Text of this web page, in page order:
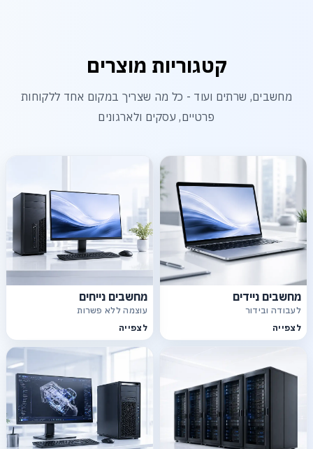
קטגוריות מוצרים
מחשבים, שרתים ועוד - כל מה שצריך במקום אחד ללקוחות
פרטיים, עסקים ולארגונים
מחשבים ניידים
לעבודה ובידור
לצפייה
מחשבים נייחים
עוצמה ללא פשרות
לצפייה